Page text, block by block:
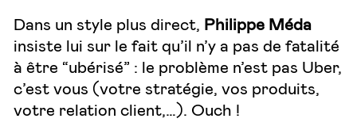
Dans un style plus direct, Philippe Méda
insiste lui sur le fait qu’il n’y a pas de fatalité
à être “ubérisé” : le problème n’est pas Uber,
c’est vous (votre stratégie, vos produits,
votre relation client,…). Ouch !